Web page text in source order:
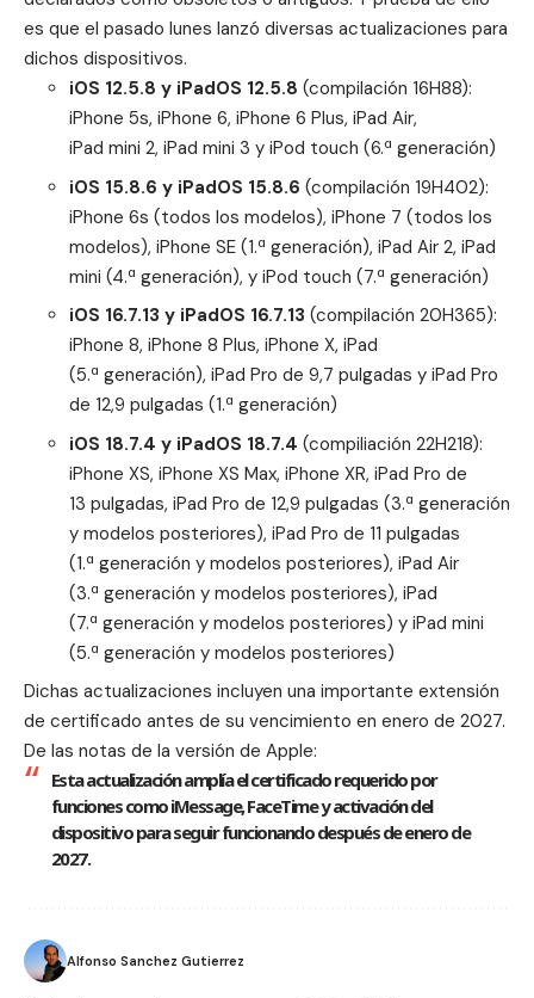
es que el pasado lunes lanzó diversas actualizaciones para
dichos dispositivos.
iOS 12.5.8 y iPadOS 12.5.8 (compilación 16H88):
iPhone 5s, iPhone 6, iPhone 6 Plus, iPad Air,
iPad mini 2, iPad mini 3 y iPod touch (6.ª generación)
iOS 15.8.6 y iPadOS 15.8.6 (compilación 19H402):
iPhone 6s (todos los modelos), iPhone 7 (todos los
modelos), iPhone SE (1.ª generación), iPad Air 2, iPad
mini (4.ª generación), y iPod touch (7.ª generación)
iOS 16.7.13 y iPadOS 16.7.13 (compilación 20H365):
iPhone 8, iPhone 8 Plus, iPhone X, iPad
(5.ª generación), iPad Pro de 9,7 pulgadas y iPad Pro
de 12,9 pulgadas (1.ª generación)
iOS 18.7.4 y iPadOS 18.7.4 (compiliación 22H218):
iPhone XS, iPhone XS Max, iPhone XR, iPad Pro de
13 pulgadas, iPad Pro de 12,9 pulgadas (3.ª generación
y modelos posteriores), iPad Pro de 11 pulgadas
(1.ª generación y modelos posteriores), iPad Air
(3.ª generación y modelos posteriores), iPad
(7.ª generación y modelos posteriores) y iPad mini
(5.ª generación y modelos posteriores)
Dichas actualizaciones incluyen una importante extensión
de certificado antes de su vencimiento en enero de 2027.
De las notas de la versión de Apple:
Esta actualización amplía el certificado requerido por
funciones como iMessage, FaceTime y activación del
dispositivo para seguir funcionando después de enero de
2027.
Alfonso Sanchez Gutierrez